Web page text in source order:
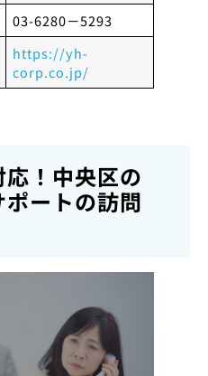
03-6280－5293
https://yh-
corp.co.jp/
！中央区の
ートの訪問